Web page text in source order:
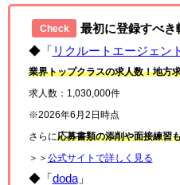
Check
最初に登録すべき
◆「 リクルートエージェン
業界トップクラスの求人数！地方
求人数：1,030,000件
※2026年6月2日時点
さらに応募書類の添削や面接練習
＞＞ 公式サイトで詳しく見る
◆「doda」